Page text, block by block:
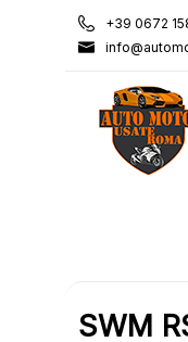
+39 0672
SWM